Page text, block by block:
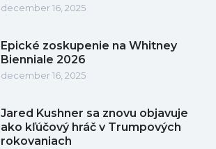
december 16, 2025
Epické zoskupenie na Whitney
Bienniale 2026
december 16, 2025
Jared Kushner sa znovu objavuje
ako kľúčový hráč v Trumpových
rokovaniach